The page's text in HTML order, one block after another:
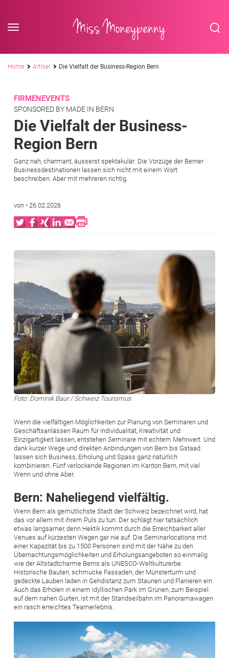
Miss Moneypenny
Pfadnavigation
Home Artikel Die Vielfalt der Business-Region Bern
FIRMENEVENTS
SPONSORED BY MADE IN BERN
Die Vielfalt der Business-
Region Bern
Ganz nah, charmant, äusserst spektakulär: Die Vorzüge der Berner
Businessdestinationen lassen sich nicht mit einem Wort
beschreiben. Aber mit mehreren richtig.
von • 26.02.2026
Bild
Foto: Dominik Baur / Schweiz Tourismus
Wenn die vielfältigen Möglichkeiten zur Planung von Seminaren und
Geschäftsanlässen Raum für Individualität, Kreativität und
Einzigartigkeit lassen, entstehen Seminare mit echtem Mehrwert. Und
dank kurzer Wege und direkten Anbindungen von Bern bis Gstaad
lassen sich Business, Erholung und Spass ganz natürlich
kombinieren. Fünf verlockende Regionen im Kanton Bern, mit viel
Wenn und ohne Aber.
Bern: Naheliegend vielfältig.
Wenn Bern als gemütlichste Stadt der Schweiz bezeichnet wird, hat
das vor allem mit ihrem Puls zu tun. Der schlägt hier tatsächlich
etwas langsamer, denn Hektik kommt durch die Erreichbarkeit aller
Venues auf kürzesten Wegen gar nie auf. Die Seminarlocations mit
einer Kapazität bis zu 1500 Personen sind mit der Nähe zu den
Übernachtungsmöglichkeiten und Erholungsangeboten so einmalig
wie der Altstadtcharme Berns als UNESCO-Weltkulturerbe.
Historische Bauten, schmucke Fassaden, der Münsterturm und
gedeckte Lauben laden in Gehdistanz zum Staunen und Flanieren ein.
Auch das Erholen in einem idyllischen Park im Grünen, zum Beispiel
auf dem nahen Gurten, ist mit der Standseilbahn im Panoramawagen
ein rasch erreichtes Teamerlebnis.